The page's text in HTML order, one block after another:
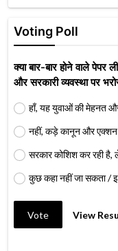
Voting Poll
क्या बार-बार होने वाले पेपर
और सरकारी व्यवस्था पर
हाँ, यह युवाओं की मेहनत
नहीं, कड़े कानून और एक्शन
सरकार कोशिश कर रही है,
कुछ कहा नहीं जा सकता
Vote View